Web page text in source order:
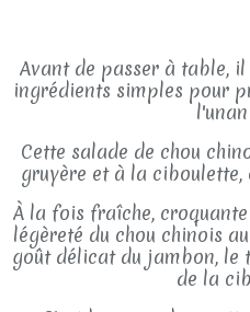
Avant de passer à table,
ingrédients simples pour
Cette salade de chou
gruyère et à la
À la fois fraîche,
légèreté du chou chinois
goût délicat du jambon,
de la